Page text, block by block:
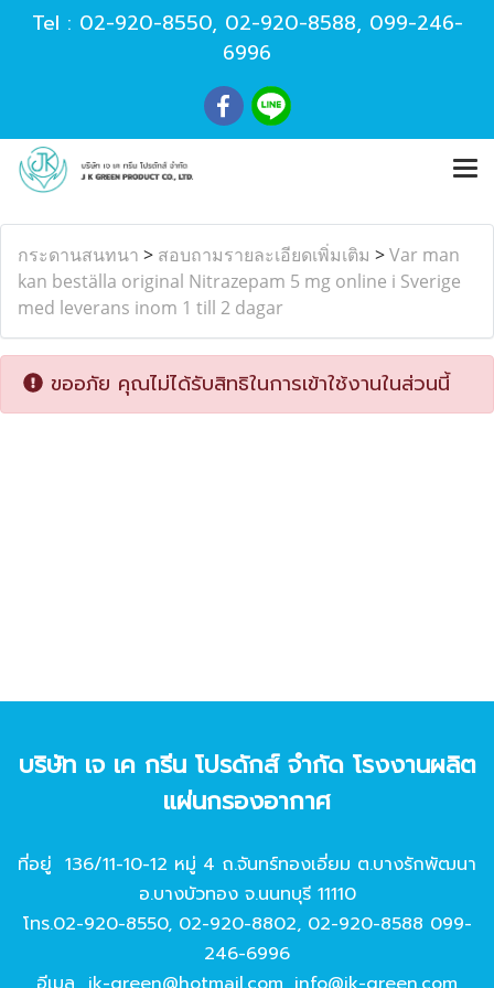
Tel : 02-920-8550, 02-920-8588, 099-246-
6996
กระดานสนทนา > สอบถามรายละเอียดเพิ่มเติม >Var man
kan beställa original Nitrazepam 5 mg online i Sverige
med leverans inom 1 till 2 dagar
ขออภัย คุณไม่ได้รับสิทธิในการเข้าใช้งานในส่วนนี้
บริษัท เจ เค กรีน โปรดักส์ จํากัด โรงงานผลิต
แผ่นกรองอากาศ
ที่อยู่ 136/11-10-12 หมู่ 4 ถ.จันทร์ทองเอี่ยม ต.บางรักพัฒนา
อ.บางบัวทอง จ.นนทบุรี 11110
โทร.02-920-8550, 02-920-8802, 02-920-8588 099-
246-6996